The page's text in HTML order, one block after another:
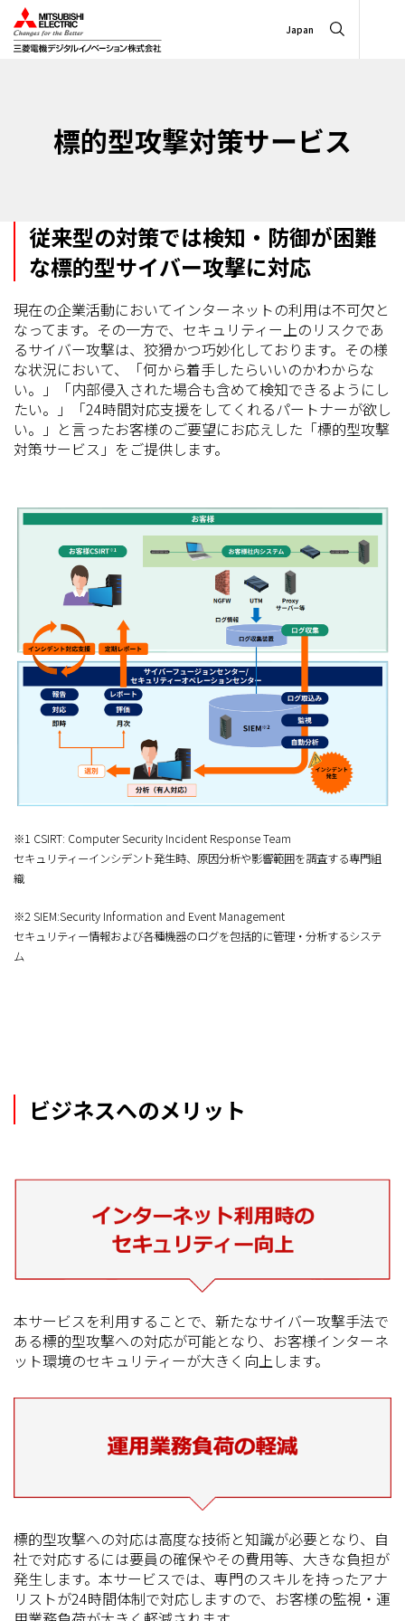
Japan
標的型攻撃対策サービス
従来型の対策では検知・防御が困難
な標的型サイバー攻撃に対応
現在の企業活動においてインターネットの利用は不可欠と
なってます。その一方で、セキュリティー上のリスクであ
るサイバー攻撃は、狡猾かつ巧妙化しております。その様
な状況において、「何から着手したらいいのかわからな
い。」「内部侵入された場合も含めて検知できるようにし
たい。」「24時間対応支援をしてくれるパートナーが欲し
い。」と言ったお客様のご要望にお応えした「標的型攻撃
対策サービス」をご提供します。
※1 CSIRT: Computer Security Incident Response Team
セキュリティーインシデント発生時、原因分析や影響範囲を調査する専門組
織
※2 SIEM:Security Information and Event Management
セキュリティー情報および各種機器のログを包括的に管理・分析するシステ
ム
ビジネスへのメリット
本サービスを利用することで、新たなサイバー攻撃手法で
ある標的型攻撃への対応が可能となり、お客様インターネ
ット環境のセキュリティーが大きく向上します。
標的型攻撃への対応は高度な技術と知識が必要となり、自
社で対応するには要員の確保やその費用等、大きな負担が
発生します。本サービスでは、専門のスキルを持ったアナ
リストが24時間体制で対応しますので、お客様の監視・運